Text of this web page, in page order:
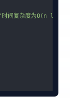
'时间复杂度为O(n log n)